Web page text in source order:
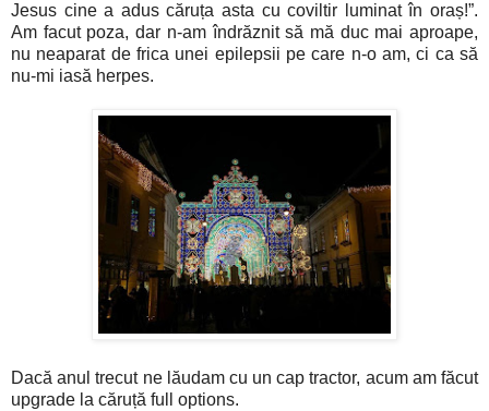
Jesus cine a adus căruța asta cu coviltir luminat în oraș!”.
Am facut poza, dar n-am îndrăznit să mă duc mai aproape,
nu neaparat de frica unei epilepsii pe care n-o am, ci ca să
nu-mi iasă herpes.
Dacă anul trecut ne lăudam cu un cap tractor, acum am făcut
upgrade la căruță full options.